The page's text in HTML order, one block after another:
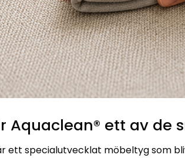
Aquaclean® ett av
ett specialutvecklat möbeltyg som